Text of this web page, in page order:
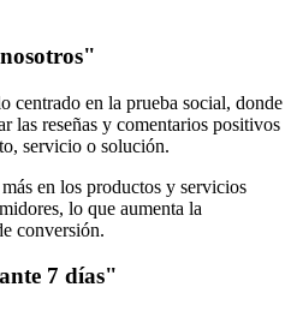
centrado en la prueba social, donde
las reseñas y comentarios positivos
servicio o solución.
en los productos y servicios
lo que aumenta la
conversión.
7 días"